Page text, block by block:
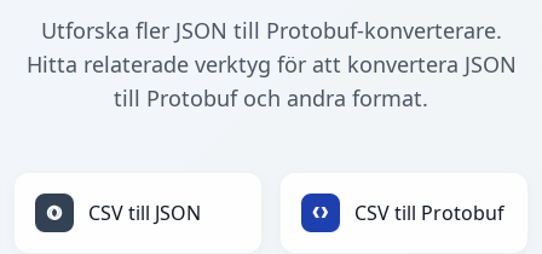
Utforska fler JSON till Protobuf-konverterare.
Hitta relaterade verktyg för att konvertera JSON
till Protobuf och andra format.
CSV till JSON CSV till Protobuf